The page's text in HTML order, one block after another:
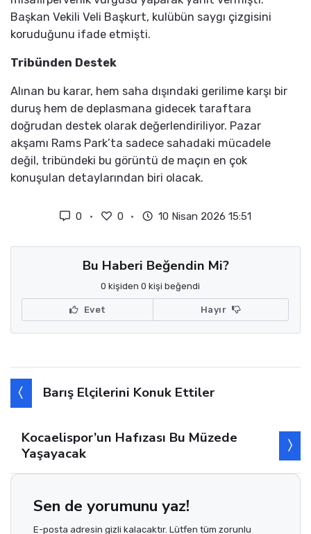
Başkan Vekili Veli Başkurt, kulübün saygı çizgisini
koruduğunu ifade etmişti.
Tribünden Destek
Alınan bu karar, hem saha dışındaki gerilime karşı bir
duruş hem de deplasmana gidecek taraftara
doğrudan destek olarak değerlendiriliyor. Pazar
akşamı Rams Park’ta sadece sahadaki mücadele
değil, tribündeki bu görüntü de maçın en çok
konuşulan detaylarından biri olacak.
0 0 10 Nisan 2026 15:51
Bu Haberi Beğendin Mi?
0 kişiden 0 kişi beğendi
Evet Hayır
Barış Elçilerini Konuk Ettiler
Kocaelispor’un Hafızası Bu Müzede
Yaşayacak
Sen de yorumunu yaz!
E-posta adresin gizli kalacaktır. Lütfen tüm zorunlu